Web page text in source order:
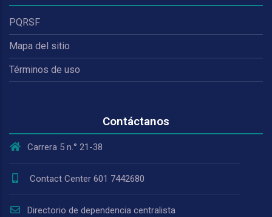
PQRSF
Mapa del sitio
Términos de uso
Contáctanos
Carrera 5 n.° 21-38
Contact Center 601 7442680
Directorio de dependencia centralista